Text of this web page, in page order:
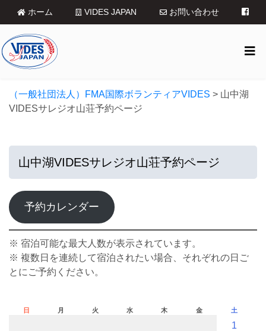
ホーム VIDES JAPAN お問い合わせ
（一般社団法人）FMA国際ボランティアVIDES > 山中湖
VIDESサレジオ山荘予約ページ
山中湖VIDESサレジオ山荘予約ページ
予約カレンダー
※ 宿泊可能な最大人数が表示されています。
※ 複数日を連続して宿泊されたい場合、それぞれの日ご
とにご予約ください。
日 月 火 水 木 金 土
1